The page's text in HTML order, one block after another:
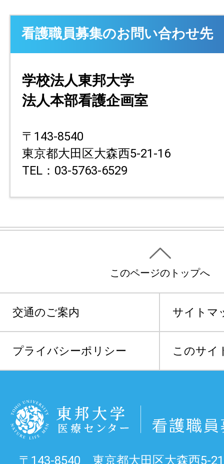
看護職員募集のお問い合わせ先
学校法人東邦大学
法人本部看護企画室
〒143-8540
東京都大田区大森西5-21-16
TEL：03-5763-6529
このページのトップへ
交通のご案内 サイトマ
プライバシーポリシー このサイ
〒143-8540 東京都大田区大森西5-